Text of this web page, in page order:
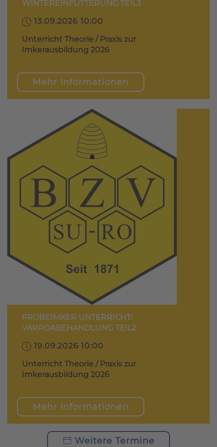
WINTEREINFÜTTERUNG TEIL3
13.09.2026 10:00
Unterricht Theorie / Praxis zur
Imkerausbildung 2026
Mehr Informationen
PROBEIMKER UNTERRICHT:
VARROABEHANDLUNG TEIL2
19.09.2026 10:00
Unterricht Theorie / Praxis zur
Imkerausbildung 2026
Mehr Informationen
Weitere Termine